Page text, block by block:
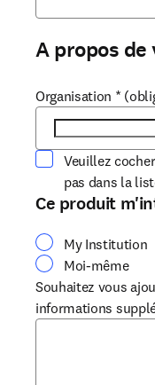
A propos
Organisation *
Veuillez
pas dans la
Ce produit
My Institution
Moi-même
Souhaitez vous
informations